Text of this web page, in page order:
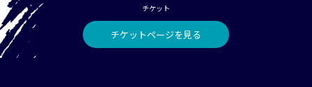
チケット
チケットページを見る